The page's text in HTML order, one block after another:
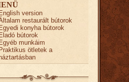
English version
restaurált bútorok
Egyedi konyha bútorok
Eladó bútorok
Egyéb munkáim
Praktikus ötletek a
háztartásban